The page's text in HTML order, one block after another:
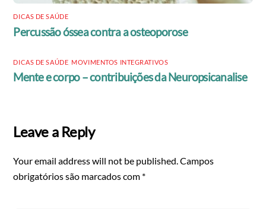
DICAS DE SAÚDE
Percussão óssea contra a osteoporose
DICAS DE SAÚDE MOVIMENTOS INTEGRATIVOS
Mente e corpo – contribuições da Neuropsicanalise
Leave a Reply
Your email address will not be published.Campos
obrigatórios são marcados com *